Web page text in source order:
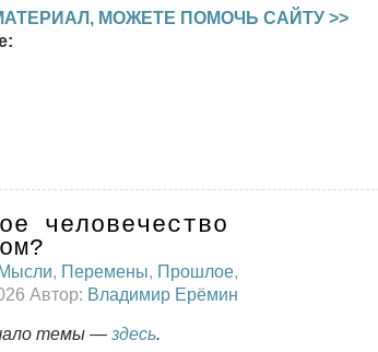
МОЖЕТЕ ПОМОЧЬ САЙТУ >>
человечество
Мысли, Перемены, Прошлое,
Автор: Владимир Ерёмин
темы — здесь.